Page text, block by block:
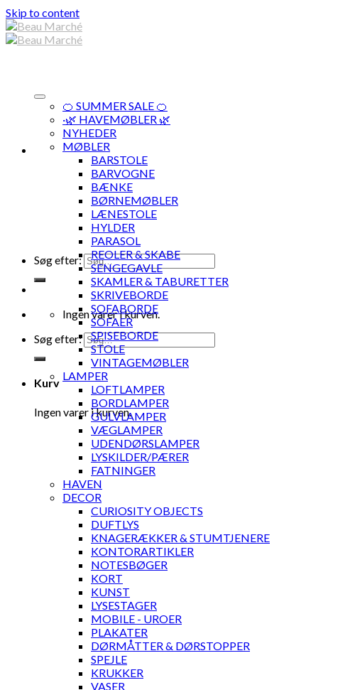
Skip to content
Søg efter:
Ingen varer i kurven.
Søg efter:
Kurv
Ingen varer i kurven.
🍊 SUMMER SALE 🍊
·🌿 HAVEMØBLER 🌿
NYHEDER
MØBLER
BARSTOLE
BARVOGNE
BÆNKE
BØRNEMØBLER
LÆNESTOLE
HYLDER
PARASOL
REOLER & SKABE
SENGEGAVLE
SKAMLER & TABURETTER
SKRIVEBORDE
SOFABORDE
SOFAER
SPISEBORDE
STOLE
VINTAGEMØBLER
LAMPER
LOFTLAMPER
BORDLAMPER
GULVLAMPER
VÆGLAMPER
UDENDØRSLAMPER
LYSKILDER/PÆRER
FATNINGER
HAVEN
DECOR
CURIOSITY OBJECTS
DUFTLYS
KNAGERÆKKER & STUMTJENERE
KONTORARTIKLER
NOTESBØGER
KORT
KUNST
LYSESTAGER
MOBILE - UROER
PLAKATER
DØRMÅTTER & DØRSTOPPER
SPEJLE
KRUKKER
VASER